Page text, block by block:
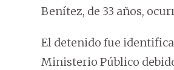
Benítez, de 33 años,
El detenido fue
Ministerio Público